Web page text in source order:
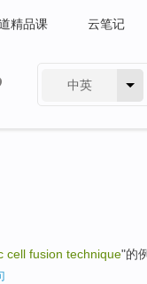
精品课 云笔记
中英
cell fusion technique"的